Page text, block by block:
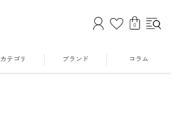
0
カテゴリ ブランド コラム